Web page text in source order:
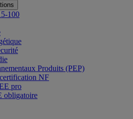
100
Produits (PEP)
NF
pro
obligatoire